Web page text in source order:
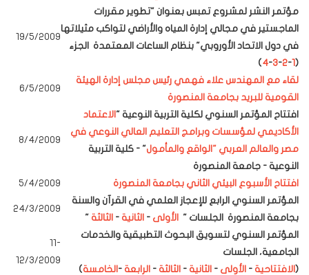
مؤتمر النشر لمشروع تمبس بعنوان "تطوير مقررات
الماجستير في مجالي إدارة المياه والأراضي لتواكب مثيلاتها
في دول الاتحاد الأوروبي" بنظام الساعات المعتمدة
الجزء
(
1
-
2
-
3
-
4
)
19/5/2009
لقاء مع المهندس علاء فهمي رئيس مجلس إدارة الهيئة
القومية للبريد بجامعة المنصورة
6/5/2009
افتتاح المؤتمر السنوي لكلية التربية النوعية " الاعتماد
الأكاديمي لمؤسسات وبرامج التعليم العالي النوعي في
مصر والعالم العربي "الواقع والمأمول" - كلية التربية
النوعية - جامعة المنصورة
8/4/2009
افتتاح الأسبوع البيئي الثاني بجامعة المنصورة
5/4/2009
المؤتمر السنوي الرابع للإعجاز العلمي في القرآن والسنة
بجامعة المنصورة
الجلسات " الأولى - الثانية - الثالثة "
24/3/2009
المؤتمر السنوي لتسويق البحوث التطبيقية والخدمات
الجامعية، الجلسات
( الافتتاحية - الأولى - الثانية - الثالثة - الرابعة - الخامسة)
11-
12/3/2009